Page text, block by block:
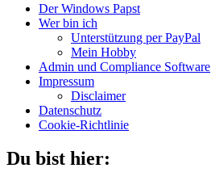
Der Windows Papst
Wer bin ich
Unterstützung per PayPal
Mein Hobby
Admin und Compliance Software
Impressum
Disclaimer
Datenschutz
Cookie-Richtlinie
Du bist hier: